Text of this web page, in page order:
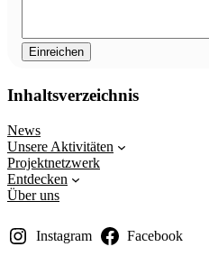
Inhaltsverzeichnis
News
Unsere Aktivitäten
Projektnetzwerk
Entdecken
Über uns
Instagram Facebook